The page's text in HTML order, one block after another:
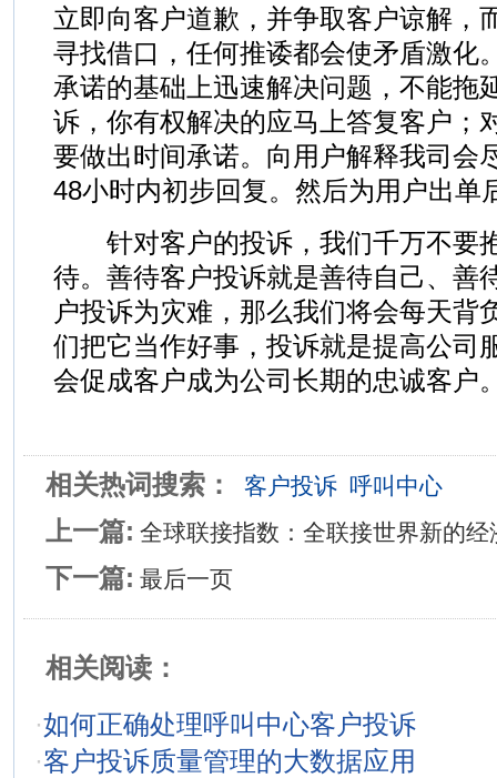
立即向客户道歉，并争取客户谅解，
寻找借口，任何推诿都会使矛盾激化
承诺的基础上迅速解决问题，不能拖
诉，你有权解决的应马上答复客户；
要做出时间承诺。向用户解释我司会
48小时内初步回复。然后为用户出单
针对客户的投诉，我们千万不要
待。善待客户投诉就是善待自己、善
户投诉为灾难，那么我们将会每天背
们把它当作好事，投诉就是提高公司
会促成客户成为公司长期的忠诚客户
相关热词搜索： 客户投诉 呼叫中心
上一篇: 全球联接指数：全联接世界新的经
下一篇: 最后一页
相关阅读：
·如何正确处理呼叫中心客户投诉
·客户投诉质量管理的大数据应用